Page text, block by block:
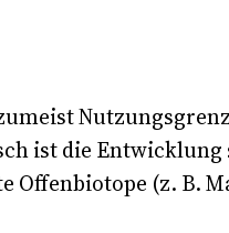
ist die
Offenbiotope (z. B.